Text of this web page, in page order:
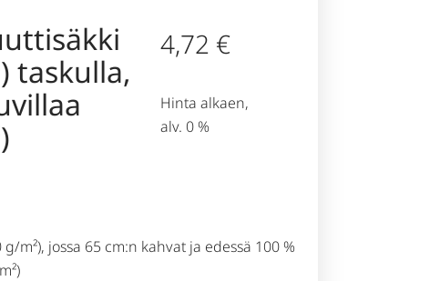
taskulla,
4,72 €
Hinta alkaen,
alv. 0 %
m²), jossa 65 cm:n kahvat ja edessä 100 %